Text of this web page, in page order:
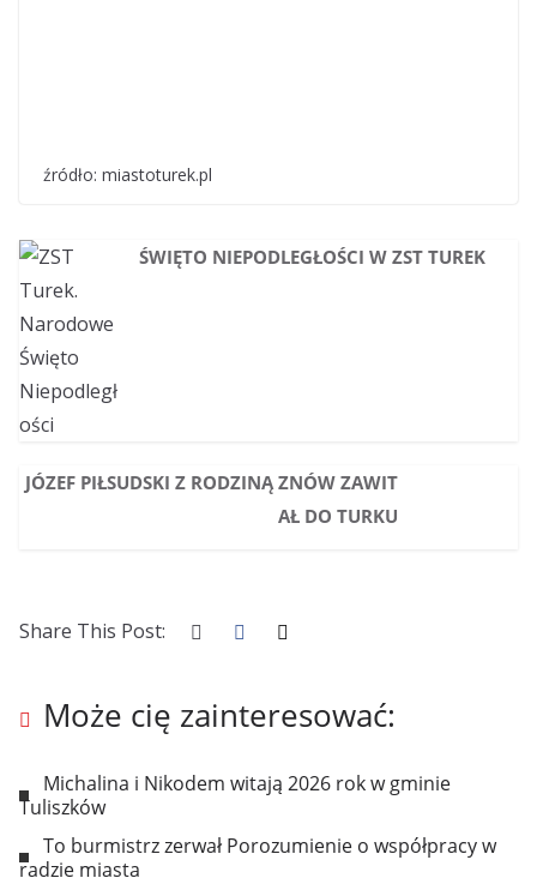
źródło: miastoturek.pl
ŚWIĘTO NIEPODLEGŁOŚCI W ZST TUREK
JÓZEF PIŁSUDSKI Z RODZINĄ ZNÓW ZAWIT
AŁ DO TURKU
Share This Post:
Może cię zainteresować:
Michalina i Nikodem witają 2026 rok w gminie
Tuliszków
To burmistrz zerwał Porozumienie o współpracy w
radzie miasta